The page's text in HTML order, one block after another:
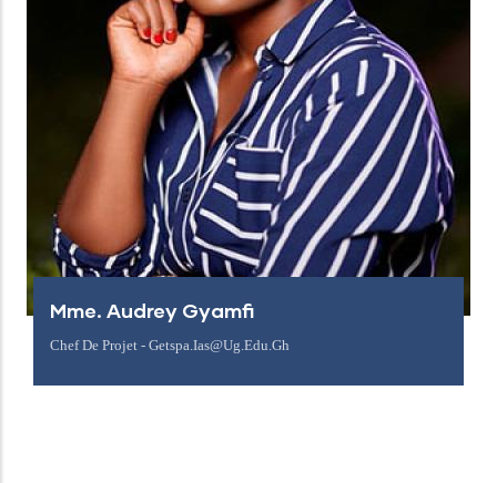
Mme. Audrey Gyamfi
Chef De Projet - Getspa.ias@ug.edu.gh